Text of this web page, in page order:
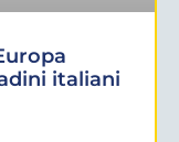
italiani